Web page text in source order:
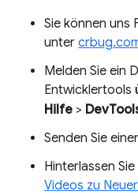
Sie können uns
unter
Melden Sie ein
Entwicklertools
Hilfe >
Senden Sie
Hinterlassen
Videos zu